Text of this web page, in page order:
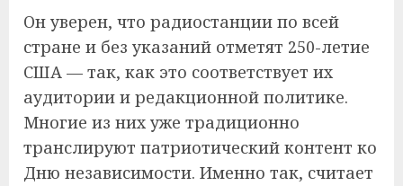
Он уверен, что радиостанции по всей
стране и без указаний отметят 250-летие
США — так, как это соответствует их
аудитории и редакционной политике.
Многие из них уже традиционно
транслируют патриотический контент ко
Дню независимости. Именно так, считает